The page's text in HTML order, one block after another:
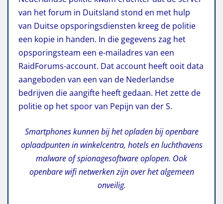
van het forum in Duitsland stond en met hulp
van Duitse opsporingsdiensten kreeg de politie
een kopie in handen. In die gegevens zag het
opsporingsteam een e-mailadres van een
RaidForums-account. Dat account heeft ooit data
aangeboden van een van de Nederlandse
bedrijven die aangifte heeft gedaan. Het zette de
politie op het spoor van Pepijn van der S.
Smartphones kunnen bij het opladen bij openbare
oplaadpunten in winkelcentra, hotels en luchthavens
malware of spionagesoftware oplopen. Ook
openbare wifi netwerken zijn over het algemeen
onveilig.